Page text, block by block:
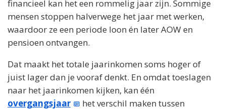
financieel kan het een rommelig jaar zijn. Sommige
mensen stoppen halverwege het jaar met werken,
waardoor ze een periode loon én later AOW en
pensioen ontvangen.
Dat maakt het totale jaarinkomen soms hoger of
juist lager dan je vooraf denkt. En omdat toeslagen
naar het jaarinkomen kijken, kan één
overgangsjaar
het verschil maken tussen